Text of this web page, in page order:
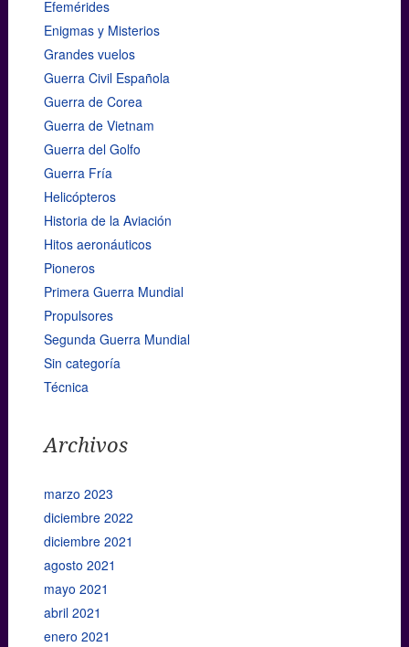
Efemérides
Enigmas y Misterios
Grandes vuelos
Guerra Civil Española
Guerra de Corea
Guerra de Vietnam
Guerra del Golfo
Guerra Fría
Helicópteros
Historia de la Aviación
Hitos aeronáuticos
Pioneros
Primera Guerra Mundial
Propulsores
Segunda Guerra Mundial
Sin categoría
Técnica
Archivos
marzo 2023
diciembre 2022
diciembre 2021
agosto 2021
mayo 2021
abril 2021
enero 2021